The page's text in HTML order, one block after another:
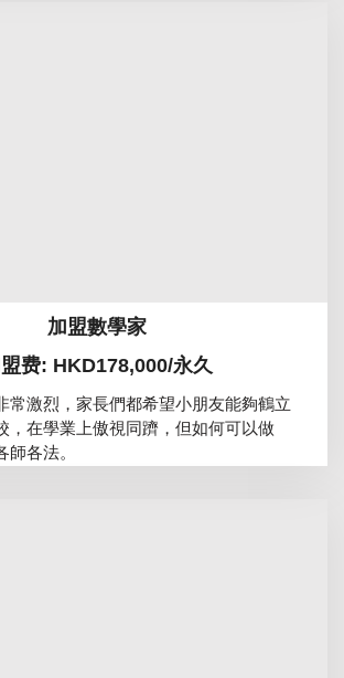
加盟數學家
费: HKD178,000/永久
常激烈，家長們都希望小朋友能夠鶴立
，在學業上傲視同躋，但如何可以做
各法。